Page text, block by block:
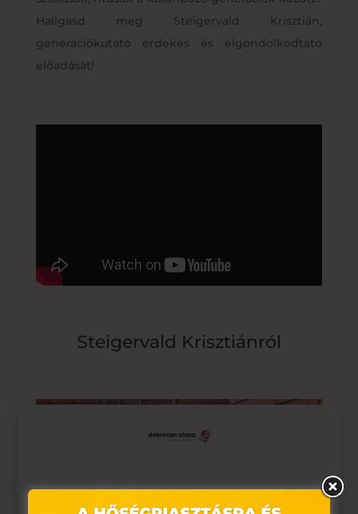
Hallgasd meg Steigervald Krisztián,
generációkutató érdekes és elgondolkodtató
előadását!
Steigervald Krisztiánról
Ez az oldal sütiket használ